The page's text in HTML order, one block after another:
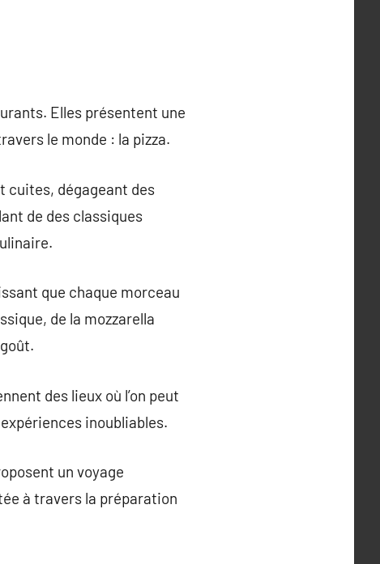
Elles présentent une
le monde : la pizza.
cuites, dégageant des
de des classiques
que chaque morceau
de la mozzarella
des lieux où l’on peut
inoubliables.
un voyage
à travers la préparation